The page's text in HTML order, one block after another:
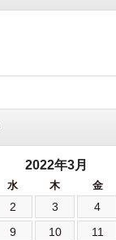
2022年3月
水 木 金
2 3 4
9 10 11